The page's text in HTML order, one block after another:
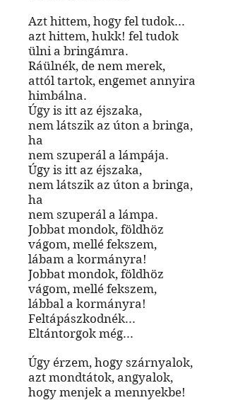
Azt hittem, hogy fel tudok...
azt hittem, hukk! fel tudok
ülni a bringámra.
Ráülnék, de nem merek,
attól tartok, engemet annyira
himbálna.
Úgy is itt az éjszaka,
nem látszik az úton a bringa,
ha
nem szuperál a lámpája.
Úgy is itt az éjszaka,
nem látszik az úton a bringa,
ha
nem szuperál a lámpa.
Jobbat mondok, földhöz
vágom, mellé fekszem,
lábam a kormányra!
Jobbat mondok, földhöz
vágom, mellé fekszem,
lábbal a kormányra!
Feltápászkodnék...
Eltántorgok még...
Úgy érzem, hogy szárnyalok,
azt mondtátok, angyalok,
hogy menjek a mennyekbe!